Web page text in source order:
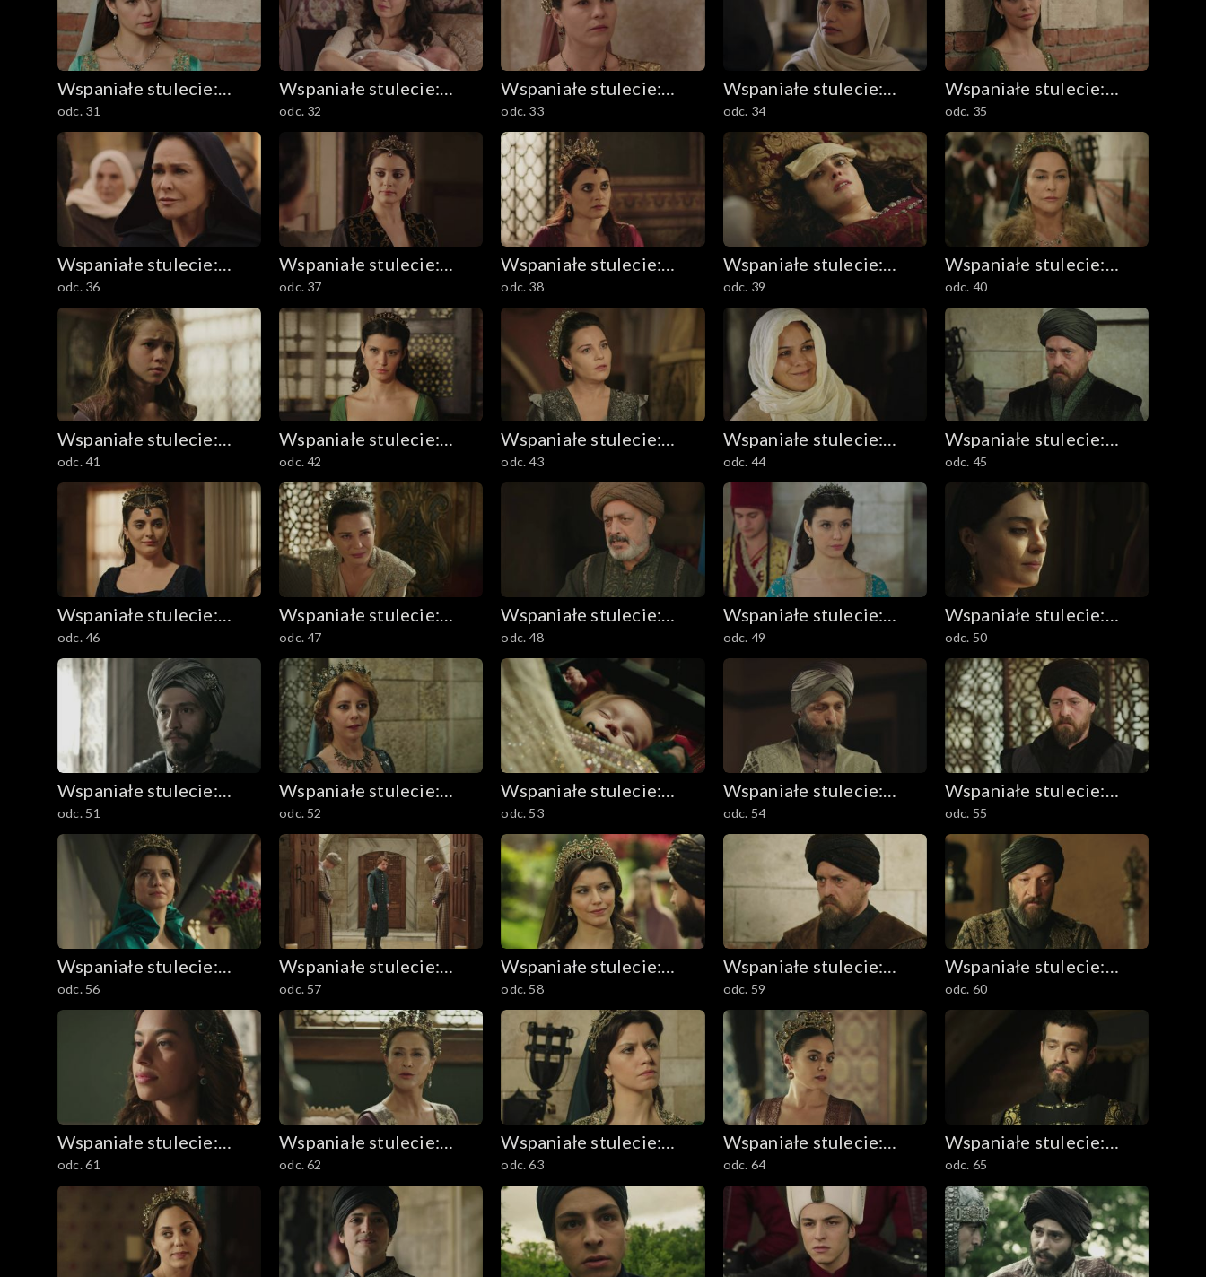
Wspaniałe stulecie:
Sułtanka Kösem
odc. 31
Wspaniałe stulecie:
Sułtanka Kösem
odc. 32
Wspaniałe stulecie:
Sułtanka Kösem
odc. 33
Wspaniałe stulecie:
Sułtanka Kösem
odc. 34
Wspaniałe stulecie:
Sułtanka Kösem
odc. 35
Wspaniałe stulecie:
Sułtanka Kösem
odc. 36
Wspaniałe stulecie:
Sułtanka Kösem
odc. 37
Wspaniałe stulecie:
Sułtanka Kösem
odc. 38
Wspaniałe stulecie:
Sułtanka Kösem
odc. 39
Wspaniałe stulecie:
Sułtanka Kösem
odc. 40
Wspaniałe stulecie:
Sułtanka Kösem
odc. 41
Wspaniałe stulecie:
Sułtanka Kösem
odc. 42
Wspaniałe stulecie:
Sułtanka Kösem
odc. 43
Wspaniałe stulecie:
Sułtanka Kösem
odc. 44
Wspaniałe stulecie:
Sułtanka Kösem
odc. 45
Wspaniałe stulecie:
Sułtanka Kösem
odc. 46
Wspaniałe stulecie:
Sułtanka Kösem
odc. 47
Wspaniałe stulecie:
Sułtanka Kösem
odc. 48
Wspaniałe stulecie:
Sułtanka Kösem
odc. 49
Wspaniałe stulecie:
Sułtanka Kösem
odc. 50
Wspaniałe stulecie:
Sułtanka Kösem
odc. 51
Wspaniałe stulecie:
Sułtanka Kösem
odc. 52
Wspaniałe stulecie:
Sułtanka Kösem
odc. 53
Wspaniałe stulecie:
Sułtanka Kösem
odc. 54
Wspaniałe stulecie:
Sułtanka Kösem
odc. 55
Wspaniałe stulecie:
Sułtanka Kösem
odc. 56
Wspaniałe stulecie:
Sułtanka Kösem
odc. 57
Wspaniałe stulecie:
Sułtanka Kösem
odc. 58
Wspaniałe stulecie:
Sułtanka Kösem
odc. 59
Wspaniałe stulecie:
Sułtanka Kösem
odc. 60
Wspaniałe stulecie:
Sułtanka Kösem
odc. 61
Wspaniałe stulecie:
Sułtanka Kösem
odc. 62
Wspaniałe stulecie:
Sułtanka Kösem
odc. 63
Wspaniałe stulecie:
Sułtanka Kösem
odc. 64
Wspaniałe stulecie:
Sułtanka Kösem
odc. 65